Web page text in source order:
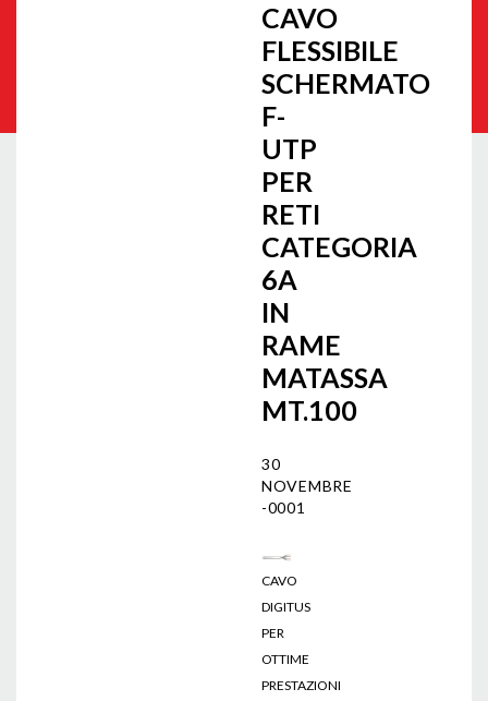
CAVO
FLESSIBILE
SCHERMATO
F-
UTP
PER
RETI
CATEGORIA
6A
IN
RAME
MATASSA
MT.100
30
NOVEMBRE
-0001
CAVO
DIGITUS
PER
OTTIME
PRESTAZIONI